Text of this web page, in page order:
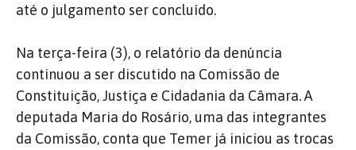
até o julgamento ser concluído.
Na terça-feira (3), o relatório da denúncia
continuou a ser discutido na Comissão de
Constituição, Justiça e Cidadania da Câmara. A
deputada Maria do Rosário, uma das integrantes
da Comissão, conta que Temer já iniciou as trocas